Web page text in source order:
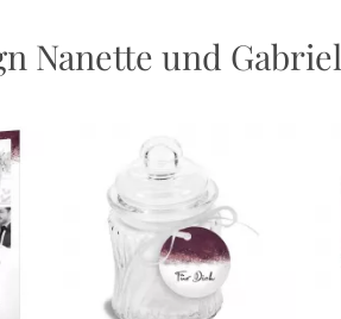
Nanette und Gabriel